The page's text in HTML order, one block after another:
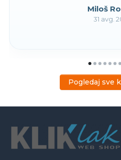
Miloš
31 avg.
Pogledaj sve